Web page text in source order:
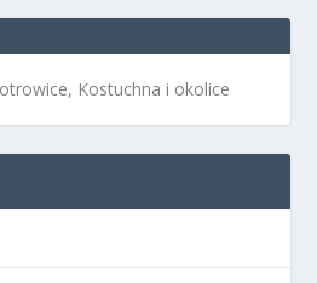
Kostuchna i okolice